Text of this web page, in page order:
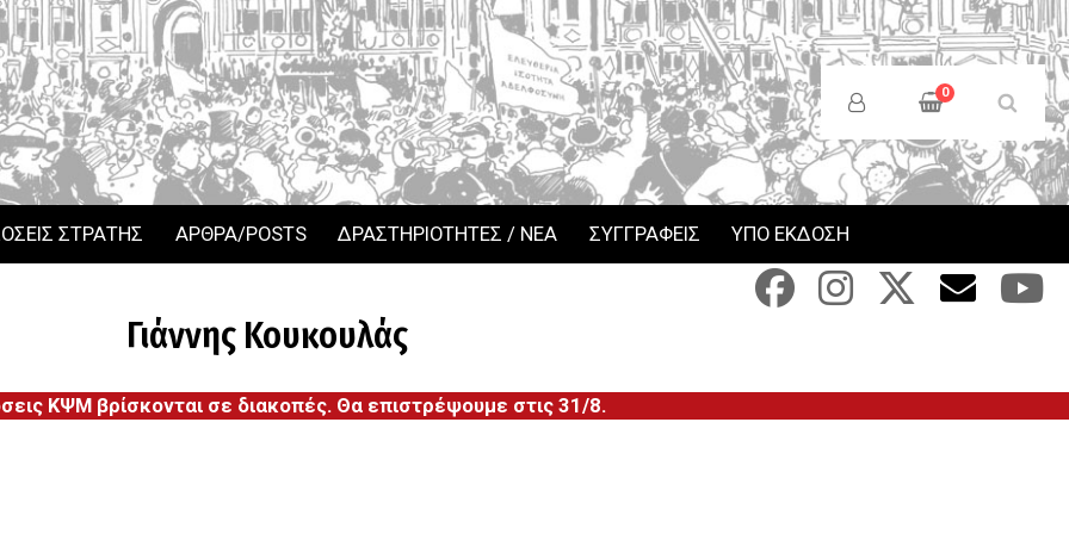
Users
Menu
0
ΣΤΡΑΤΗΣ ΑΡΘΡΑ/POSTS ΔΡΑΣΤΗΡΙΟΤΗΤΕΣ / ΝΕΑ ΣΥΓΓΡΑΦΕΙΣ ΥΠΟ ΕΚΔΟΣΗ
Γιάννης Κουκουλάς
ΚΨΜ βρίσκονται σε διακοπές. Θα επιστρέψουμε στις 31/8.